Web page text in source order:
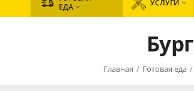
ЕДА  УСЛУГИ 
Главная / Готовая еда /